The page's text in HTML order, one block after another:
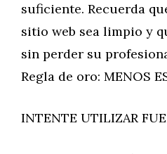
suficiente. Recuerda
sitio web sea limpio y
sin perder su
Regla de oro: MENOS
INTENTE UTILIZAR